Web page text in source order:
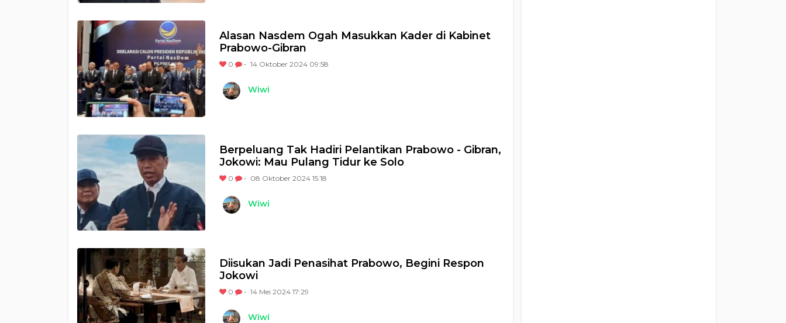
Alasan Nasdem Ogah Masukkan Kader di Kabinet
Prabowo-Gibran
0 - 14 Oktober 2024 09:58
Wiwi
Berpeluang Tak Hadiri Pelantikan Prabowo - Gibran,
Jokowi: Mau Pulang Tidur ke Solo
0 - 08 Oktober 2024 15:18
Wiwi
Diisukan Jadi Penasihat Prabowo, Begini Respon
Jokowi
0 - 14 Mei 2024 17:29
Wiwi